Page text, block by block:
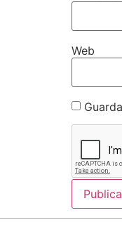
Web